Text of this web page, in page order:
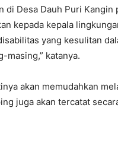
di Desa Dauh Puri
kepada kepala
yang kesulitan
masing,” katanya.
akan memudahkan
juga akan tercatat